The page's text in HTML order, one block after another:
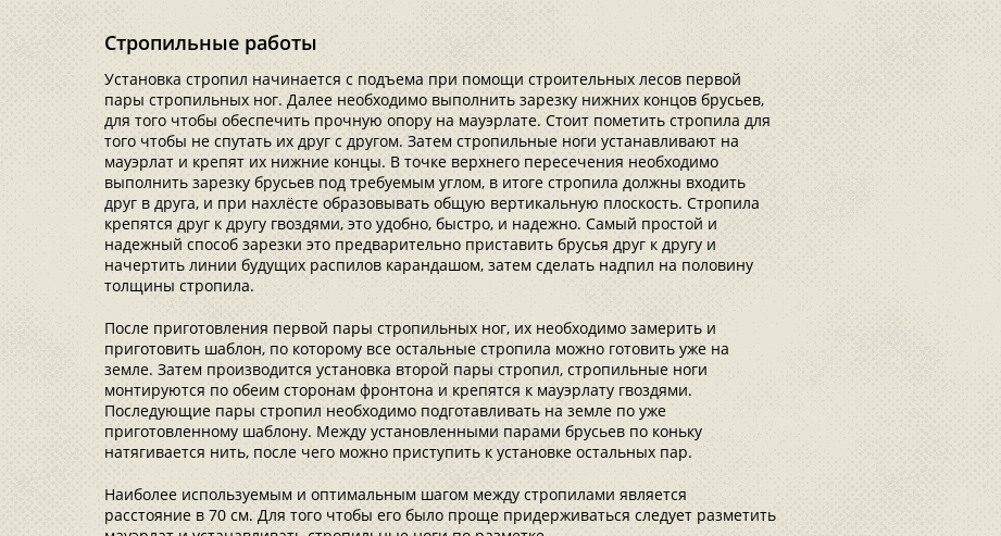
Стропильные работы
Установка стропил начинается с подъема при помощи строительных лесов первой
пары стропильных ног. Далее необходимо выполнить зарезку нижних концов брусьев,
для того чтобы обеспечить прочную опору на мауэрлате. Стоит пометить стропила для
того чтобы не спутать их друг с другом. Затем стропильные ноги устанавливают на
мауэрлат и крепят их нижние концы. В точке верхнего пересечения необходимо
выполнить зарезку брусьев под требуемым углом, в итоге стропила должны входить
друг в друга, и при нахлёсте образовывать общую вертикальную плоскость. Стропила
крепятся друг к другу гвоздями, это удобно, быстро, и надежно. Самый простой и
надежный способ зарезки это предварительно приставить брусья друг к другу и
начертить линии будущих распилов карандашом, затем сделать надпил на половину
толщины стропила.
После приготовления первой пары стропильных ног, их необходимо замерить и
приготовить шаблон, по которому все остальные стропила можно готовить уже на
земле. Затем производится установка второй пары стропил, стропильные ноги
монтируются по обеим сторонам фронтона и крепятся к мауэрлату гвоздями.
Последующие пары стропил необходимо подготавливать на земле по уже
приготовленному шаблону. Между установленными парами брусьев по коньку
натягивается нить, после чего можно приступить к установке остальных пар.
Наиболее используемым и оптимальным шагом между стропилами является
расстояние в 70 см. Для того чтобы его было проще придерживаться следует разметить